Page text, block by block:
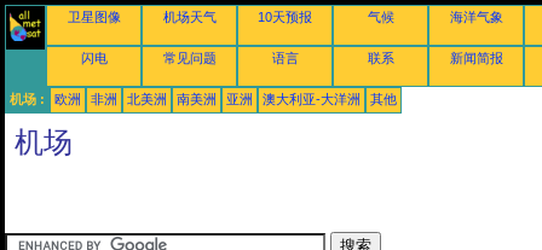
卫星图像 机场天气 10天预报 气候 海洋气象
闪电 常见问题 语言 联系 新闻简报
机场 : 欧洲 非洲 北美洲 南美洲 亚洲 澳大利亚-大洋洲 其他
机场